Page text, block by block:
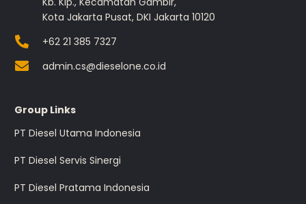
Kota Jakarta Pusat, DKI Jakarta 10120
+62 21 385 7327
admin.cs@dieselone.co.id
Group Links
PT Diesel Utama Indonesia
PT Diesel Servis Sinergi
PT Diesel Pratama Indonesia